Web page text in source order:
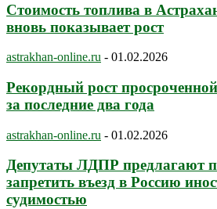
Стоимость топлива в
вновь показывает рост
astrakhan-online.ru - 01.02.2026
Рекордный рост
за последние два года
astrakhan-online.ru - 01.02.2026
Депутаты ЛДПР предлагают
запретить въезд в Россию
судимостью